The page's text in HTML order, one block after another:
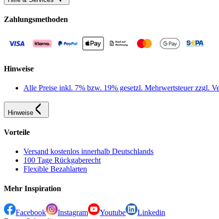
Zahlungsmethoden
Hinweise
Alle Preise inkl. 7% bzw. 19% gesetzl. Mehrwertsteuer zzgl.
Hinweise
Vorteile
Versand kostenlos innerhalb Deutschlands
100 Tage Rückgaberecht
Flexible Bezahlarten
Mehr Inspiration
Facebook Instagram Youtube
Linkedin